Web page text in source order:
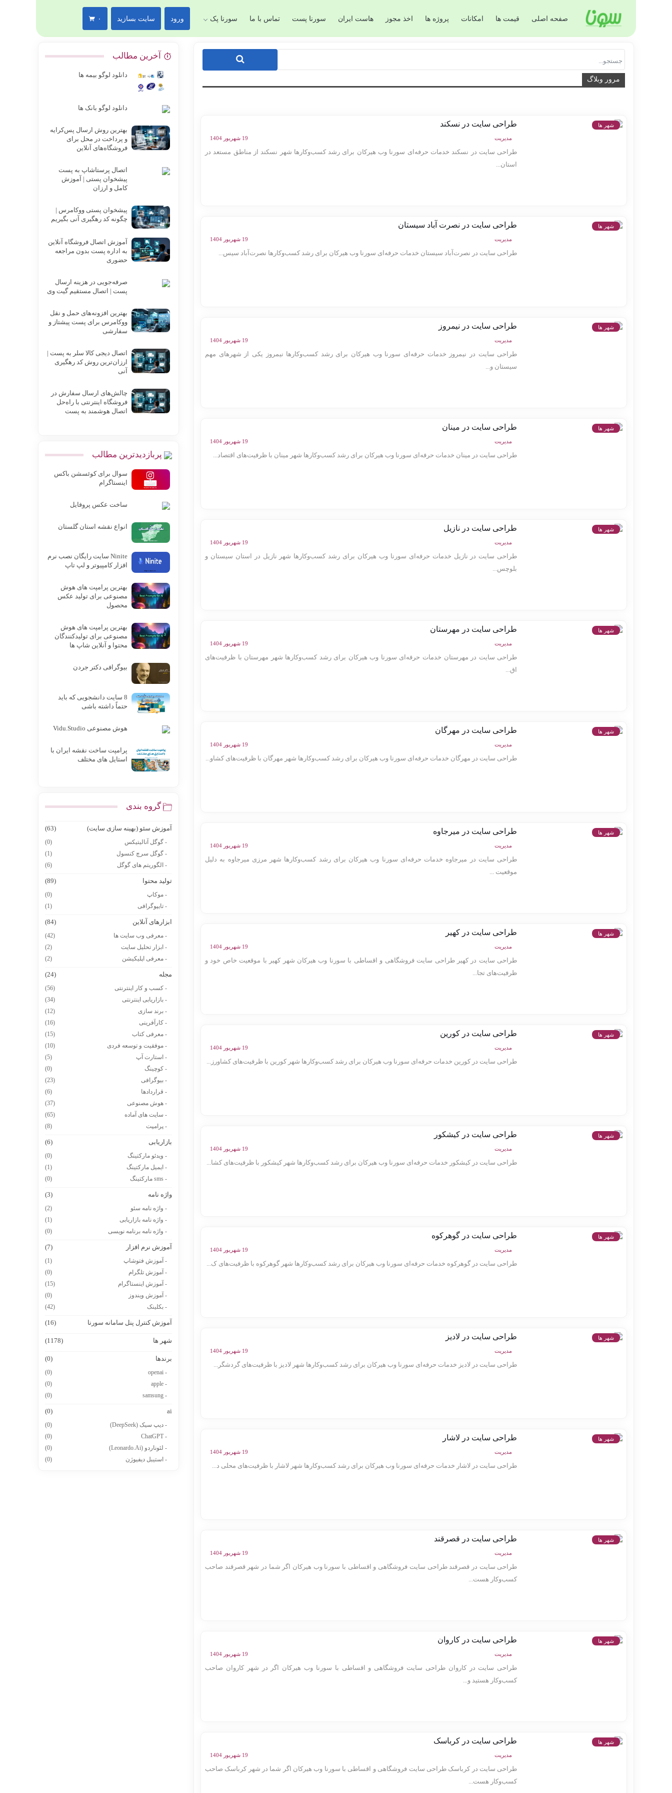
صفحه اصلی قیمت ها امکانات پروژه ها اخذ مجوز هاست ایران سورنا پست تماس با ما سورنا پک ورود سایت بسازید ۰
مرور وبلاگ
شهر ها طراحی سایت در نسکند
مدیریت 19 شهریور 1404
طراحی سایت در نسکند خدمات حرفه‌ای سورنا وب هیرکان برای رشد کسب‌وکارها شهر نسکند از مناطق مستعد در
استان...
شهر ها طراحی سایت در نصرت آباد سیستان
مدیریت 19 شهریور 1404
طراحی سایت در نصرت‌آباد سیستان خدمات حرفه‌ای سورنا وب هیرکان برای رشد کسب‌وکارها نصرت‌آباد سیس...
شهر ها طراحی سایت در نیمروز
مدیریت 19 شهریور 1404
طراحی سایت در نیمروز خدمات حرفه‌ای سورنا وب هیرکان برای رشد کسب‌وکارها نیمروز یکی از شهرهای مهم
سیستان و...
شهر ها طراحی سایت در مینان
مدیریت 19 شهریور 1404
طراحی سایت در مینان خدمات حرفه‌ای سورنا وب هیرکان برای رشد کسب‌وکارها شهر مینان با ظرفیت‌های اقتصاد...
شهر ها طراحی سایت در نازیل
مدیریت 19 شهریور 1404
طراحی سایت در نازیل خدمات حرفه‌ای سورنا وب هیرکان برای رشد کسب‌وکارها شهر نازیل در استان سیستان و
بلوچس...
شهر ها طراحی سایت در مهرستان
مدیریت 19 شهریور 1404
طراحی سایت در مهرستان خدمات حرفه‌ای سورنا وب هیرکان برای رشد کسب‌وکارها شهر مهرستان با ظرفیت‌های
اق...
شهر ها طراحی سایت در مهرگان
مدیریت 19 شهریور 1404
طراحی سایت در مهرگان خدمات حرفه‌ای سورنا وب هیرکان برای رشد کسب‌وکارها شهر مهرگان با ظرفیت‌های کشاو...
شهر ها طراحی سایت در میرجاوه
مدیریت 19 شهریور 1404
طراحی سایت در میرجاوه خدمات حرفه‌ای سورنا وب هیرکان برای رشد کسب‌وکارها شهر مرزی میرجاوه به دلیل
موقعیت ...
شهر ها طراحی سایت در کهیر
مدیریت 19 شهریور 1404
طراحی سایت در کهیر طراحی سایت فروشگاهی و اقساطی با سورنا وب هیرکان شهر کهیر با موقعیت خاص خود و
ظرفیت‌های تجا...
شهر ها طراحی سایت در کورین
مدیریت 19 شهریور 1404
طراحی سایت در کورین خدمات حرفه‌ای سورنا وب هیرکان برای رشد کسب‌وکارها شهر کورین با ظرفیت‌های کشاورز...
شهر ها طراحی سایت در کیشکور
مدیریت 19 شهریور 1404
طراحی سایت در کیشکور خدمات حرفه‌ای سورنا وب هیرکان برای رشد کسب‌وکارها شهر کیشکور با ظرفیت‌های کشا...
شهر ها طراحی سایت در گوهرکوه
مدیریت 19 شهریور 1404
طراحی سایت در گوهرکوه خدمات حرفه‌ای سورنا وب هیرکان برای رشد کسب‌وکارها شهر گوهرکوه با ظرفیت‌های ک...
شهر ها طراحی سایت در لادیز
مدیریت 19 شهریور 1404
طراحی سایت در لادیز خدمات حرفه‌ای سورنا وب هیرکان برای رشد کسب‌وکارها شهر لادیز با ظرفیت‌های گردشگر...
شهر ها طراحی سایت در لاشار
مدیریت 19 شهریور 1404
طراحی سایت در لاشار خدمات حرفه‌ای سورنا وب هیرکان برای رشد کسب‌وکارها شهر لاشار با ظرفیت‌های محلی د...
شهر ها طراحی سایت در قصرقند
مدیریت 19 شهریور 1404
طراحی سایت در قصرقند طراحی سایت فروشگاهی و اقساطی با سورنا وب هیرکان اگر شما در شهر قصرقند صاحب
کسب‌وکار هست...
شهر ها طراحی سایت در کاروان
مدیریت 19 شهریور 1404
طراحی سایت در کاروان طراحی سایت فروشگاهی و اقساطی با سورنا وب هیرکان اگر در شهر کاروان صاحب
کسب‌وکار هستید و...
شهر ها طراحی سایت در کرباسک
مدیریت 19 شهریور 1404
طراحی سایت در کرباسک طراحی سایت فروشگاهی و اقساطی با سورنا وب هیرکان اگر شما در شهر کرباسک صاحب
کسب‌وکار هست...
آخرین مطالب
دانلود لوگو بیمه ها
دانلود لوگو بانک ها
بهترین روش ارسال پس‌کرایه
و پرداخت در محل برای
فروشگاه‌های آنلاین
اتصال پرستاشاپ به پست
پیشخوان پستی | آموزش
کامل و ارزان
پیشخوان پستی ووکامرس |
چگونه کد رهگیری آنی بگیریم
آموزش اتصال فروشگاه آنلاین
به اداره پست بدون مراجعه
حضوری
صرفه‌جویی در هزینه ارسال
پست | اتصال مستقیم گیت وی
بهترین افزونه‌های حمل و نقل
ووکامرس برای پست پیشتاز و
سفارشی
اتصال دیجی کالا سلر به پست |
ارزان‌ترین روش کد رهگیری
آنی
چالش‌های ارسال سفارش در
فروشگاه اینترنتی با راه‌حل
اتصال هوشمند به پست
پربازدیدترین مطالب
سوال برای کوئسشن باکس
اینستاگرام
ساخت عکس پروفایل
انواع نقشه استان گلستان
Ninite سایت رایگان نصب نرم
افزار کامپیوتر و لپ تاپ
بهترین پرامپت های هوش
مصنوعی برای تولید عکس
محصول
بهترین پرامپت های هوش
مصنوعی برای تولیدکنندگان
محتوا و آنلاین شاپ ها
بیوگرافی دکتر جردن
8 سایت دانشجویی که باید
حتماً داشته باشی
هوش مصنوعی Vidu.Studio
پرامپت ساخت نقشه ایران با
استایل های مختلف
گروه بندی
آموزش سئو (بهینه سازی سایت) (63)
- گوگل آنالیتیکس
(0)
- گوگل سرچ کنسول
(1)
- الگوریتم های گوگل
(6)
تولید محتوا (89)
- موکاپ
(0)
- تایپوگرافی
(1)
ابزارهای آنلاین (84)
- معرفی وب سایت ها
(42)
- ابزار تحلیل سایت
(2)
- معرفی اپلیکیشن
(2)
مجله (24)
- کسب و کار اینترنتی
(56)
- بازاریابی اینترنتی
(34)
- برند سازی
(12)
- کارآفرینی
(16)
- معرفی کتاب
(15)
- موفقیت و توسعه فردی
(10)
- استارت آپ
(5)
- کوچینگ
(0)
- بیوگرافی
(23)
- قراردادها
(6)
- هوش مصنوعی
(37)
- سایت های آماده
(65)
- پرامپت
(8)
بازاریابی (6)
- ویدئو مارکتینگ
(0)
- ایمیل مارکتینگ
(1)
- sms مارکتینگ
(0)
واژه نامه (3)
- واژه نامه سئو
(2)
- واژه نامه بازاریابی
(1)
- واژه نامه برنامه نویسی
(0)
آموزش نرم افزار (7)
- آموزش فتوشاپ
(1)
- آموزش تلگرام
(0)
- آموزش اینستاگرام
(15)
- آموزش ویندوز
(0)
- بکلینک
(42)
آموزش کنترل پنل سامانه سورنا (16)
شهر ها (1178)
برندها (0)
- openai
(0)
- apple
(0)
- samsung
(0)
ai
(0)
- دیپ سیک (DeepSeek)
(0)
- ChatGPT
(0)
- لئوناردو (Leonardo.Ai)
(0)
- استیبل دیفیوژن
(0)